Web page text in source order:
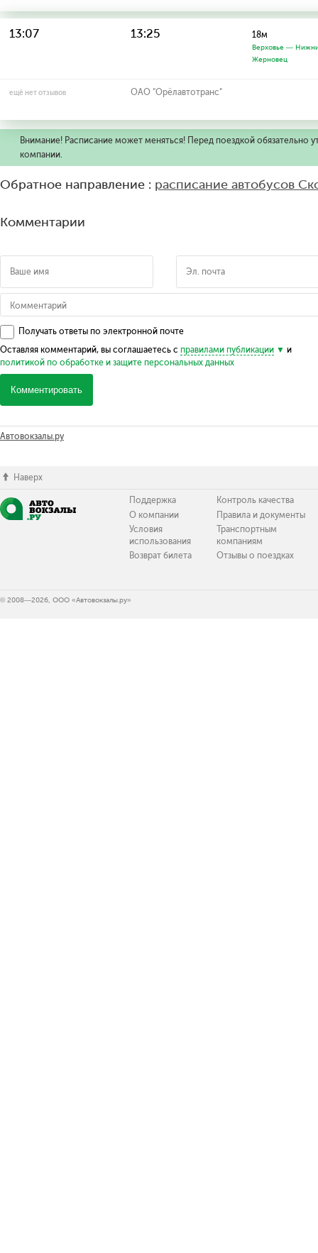
13:07 13:25 18м
Верховье —
Жерновец
ещё нет отзывов ОАО "Орёлавтотранс"
Внимание! Расписание может меняться! Перед поездкой обязательно
компании.
Обратное направление : расписание автобусов
Комментарии
Получать ответы по электронной почте
Оставляя комментарий, вы соглашаетесь с правилами публикации
и
политикой по обработке и защите персональных данных
Комментировать
Автовокзалы.ру
Наверх
Поддержка
О компании
Условия
использования
Возврат билета
Контроль качества
Правила и документы
Транспортным
компаниям
Отзывы о поездках
© 2008—2026, ООО «Автовокзалы.ру»